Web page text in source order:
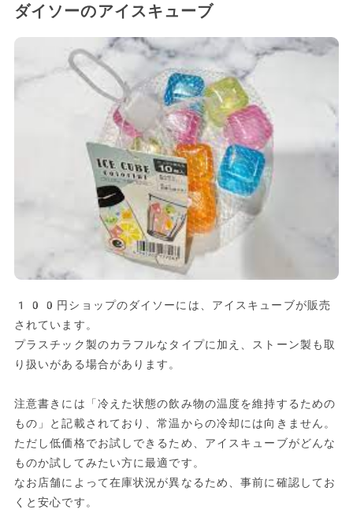
ダイソーのアイスキューブ
100円ショップのダイソーには、アイスキューブが販売
されています。
プラスチック製のカラフルなタイプに加え、ストーン製も取
り扱いがある場合があります。
注意書きには「冷えた状態の飲み物の温度を維持するための
もの」と記載されており、常温からの冷却には向きません。
ただし低価格でお試しできるため、アイスキューブがどんな
ものか試してみたい方に最適です。
なお店舗によって在庫状況が異なるため、事前に確認してお
くと安心です。